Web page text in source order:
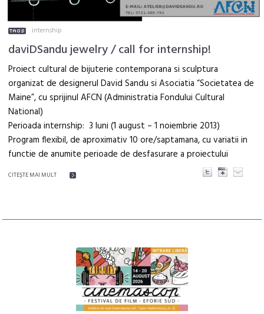
internship
daviDSandu jewelry / call for internship!
Proiect cultural de bijuterie contemporana si sculptura
organizat de designerul David Sandu si Asociatia “Societatea de
Maine”, cu sprijinul AFCN (Administratia Fondului Cultural
National)
Perioada internship: 3 luni (1 august – 1 noiembrie 2013)
Program flexibil, de aproximativ 10 ore/saptamana, cu variatii in
functie de anumite perioade de desfasurare a proiectului
CITEŞTE MAI MULT